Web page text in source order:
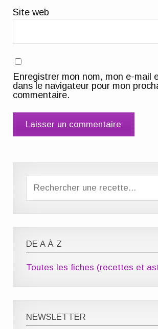
Site web
Enregistrer mon nom, mon e-mail
dans le navigateur pour mon
commentaire.
DE A À Z
Toutes les fiches (recettes et
NEWSLETTER